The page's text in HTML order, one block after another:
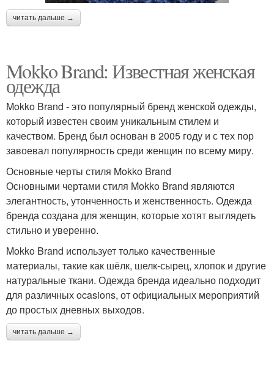
читать дальше →
Mokko Brand: Известная женская
одежда
Mokko Brand - это популярный бренд женской одежды,
который известен своим уникальным стилем и
качеством. Бренд был основан в 2005 году и с тех пор
завоевал популярность среди женщин по всему миру.
Основные черты стиля Mokko Brand
Основными чертами стиля Mokko Brand являются
элегантность, утонченность и женственность. Одежда
бренда создана для женщин, которые хотят выглядеть
стильно и уверенно.
Mokko Brand использует только качественные
материалы, такие как шёлк, шелк-сырец, хлопок и другие
натуральные ткани. Одежда бренда идеально подходит
для различных ocasions, от официальных мероприятий
до простых дневных выходов.
читать дальше →